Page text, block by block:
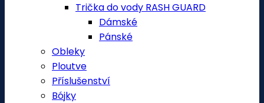
Trička do vody RASH GUARD
Dámské
Pánské
Obleky
Ploutve
Příslušenství
Bójky